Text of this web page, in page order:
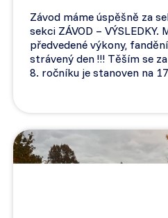
Závod máme úspěšně za
sekci ZÁVOD –
předvedené výkony,
strávený den !!! Těším se
8. ročníku je stanoven na